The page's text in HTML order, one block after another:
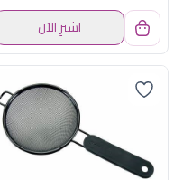
اشترِ الآن